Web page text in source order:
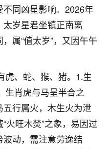
同凶星影响。2026年
岁星君坐镇正南离
属“值太岁”，又因午午
虎、蛇、猴、猪。1.生
生肖虎与马呈半合之
行属火，木生火为泄
火旺木焚”之象，易因过
动，需注意劳逸结
师聊过之后，最大的感
好，万般皆是命，半点
有人给个联系方式的啊？
gjsy0624
12